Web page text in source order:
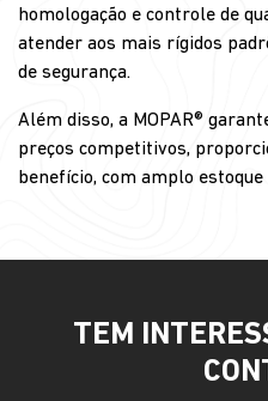
homologação e controle de
atender aos mais rígidos
de segurança.
Além disso, a MOPAR®
preços competitivos,
benefício, com amplo
TEM